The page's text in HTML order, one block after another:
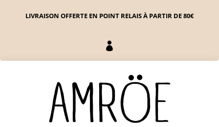
LIVRAISON OFFERTE EN POINT RELAIS À PARTIR DE 80€
